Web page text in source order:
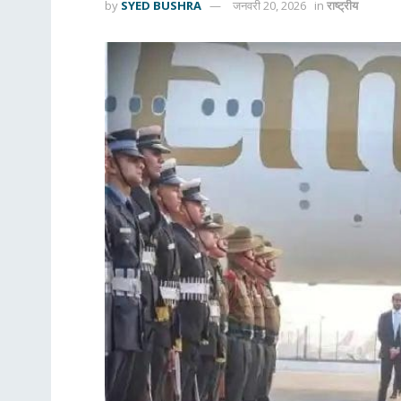
by SYED BUSHRA जनवरी 20, 2026 in राष्ट्रीय